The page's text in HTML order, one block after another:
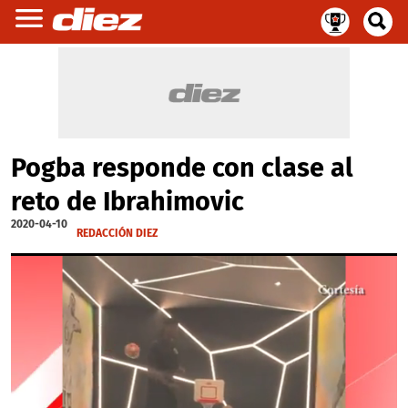
Pogba responde con clase al
reto de Ibrahimovic
2020-04-10
REDACCIÓN DIEZ